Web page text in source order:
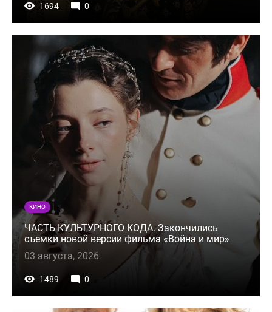
1694 0
КИНО
ЧАСТЬ КУЛЬТУРНОГО КОДА. Закончились
съемки новой версии фильма «Война и мир»
03 августа, 2026
1489 0